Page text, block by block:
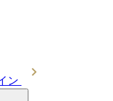
ン